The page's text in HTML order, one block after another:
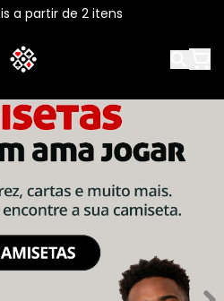
a partir de 2 itens